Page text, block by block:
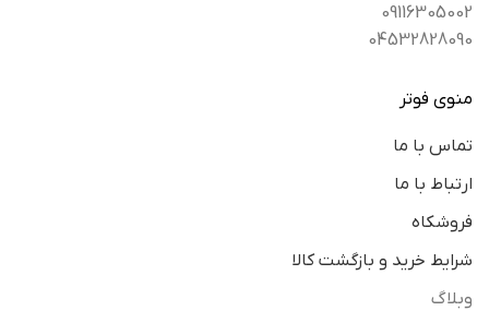
09116305002
04532828090
منوی فوتر
تماس با ما
ارتباط با ما
فروشکاه
شرایط خرید و بازگشت کالا
وبلاگ